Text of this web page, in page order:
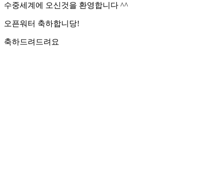
수중세계에 오신것을 환영합니다 ^^
오픈워터 축하합니당!
축하드려드려요